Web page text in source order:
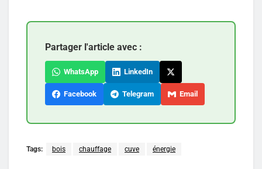
Partager l'article avec :
WhatsApp LinkedIn
Facebook Telegram Email
Tags: bois chauffage cuve énergie